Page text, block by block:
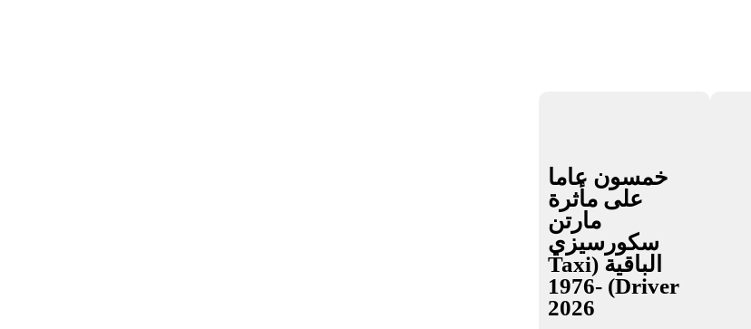
خمسون عاما
على مأثرة
مارتن
سكورسيزي
الباقية (Taxi
Driver) 1976-
2026